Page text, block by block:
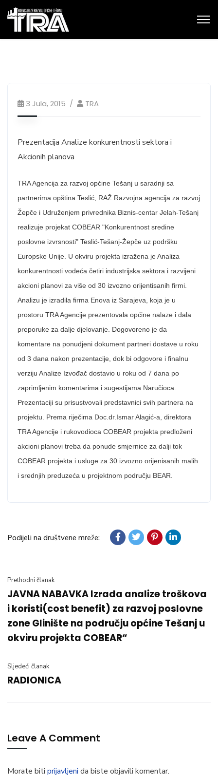
3 Jula, 2015 TRA
Prezentacija Analize konkurentnosti sektora i
Akcionih planova
TRA Agencija za razvoj općine Tešanj u saradnji sa
partnerima opština Teslić, RAŽ Razvojna agencija za razvoj
Žepče i Udruženjem privrednika Biznis-centar Jelah-Tešanj
realizuje projekat COBEAR "Konkurentnost sredine
poslovne izvrsnosti" Teslić-Tešanj-Žepče uz podršku
Europske Unije. U okviru projekta izražena je Analiza
konkurentnosti vodeća četiri industrijska sektora i razvijeni
akcioni planovi za više od 30 izvozno orijentisanih firmi.
Analizu je izradila firma Enova iz Sarajeva, koja je u
prostoru TRA Agencije prezentovala općine nalaze i dala
preporuke za dalje djelovanje. Dogovoreno je da
komentare na ponudjeni dokument partneri dostave u roku
od 3 dana nakon prezentacije, dok bi odgovore i finalnu
verziju Analize Izvođač dostavio u roku od 7 dana po
zaprimljenim komentarima i sugestijama Naručioca.
Prezentaciji su prisustvovali predstavnici svih partnera na
projektu. Prema riječima Doc.dr.Ismar Alagić-a, direktora
TRA Agencije i rukovodioca COBEAR projekta predloženi
akcioni planovi treba da ponude smjernice za dalji tok
COBEAR projekta i usluge za 30 izvozno orijenisanih malih
i srednjih preduzeća u projektnom području BEAR.
Podijeli na društvene mreže:
Prethodni članak
JAVNA NABAVKA Izrada analize troškova
i koristi(cost benefit) za razvoj poslovne
zone Glinište na području općine Tešanj u
okviru projekta COBEAR“
Sljedeći članak
RADIONICA
Leave A Comment
Morate biti prijavljeni da biste objavili komentar.